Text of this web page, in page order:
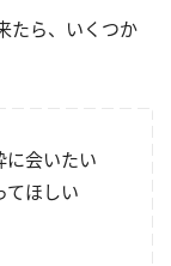
たら、いくつか
に会いたい
てほしい